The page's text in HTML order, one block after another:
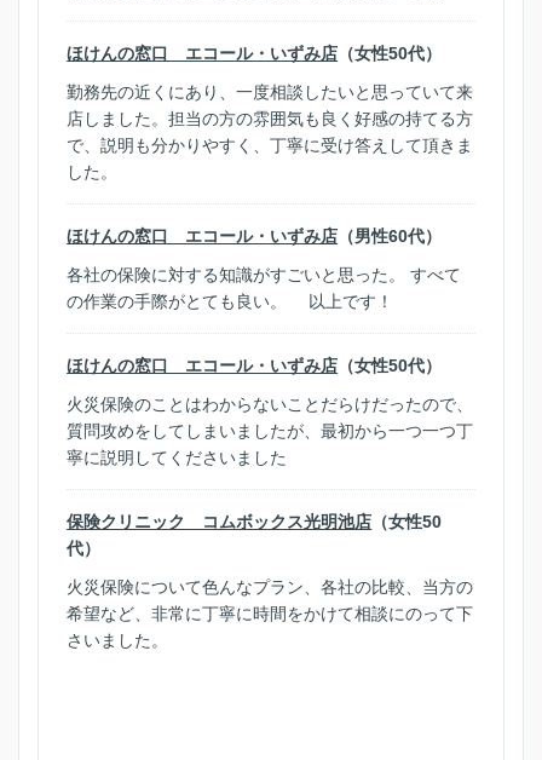
ほけんの窓口 エコール・いずみ店 （女性50代）
勤務先の近くにあり、一度相談したいと思っていて来
店しました。担当の方の雰囲気も良く好感の持てる方
で、説明も分かりやすく、丁寧に受け答えして頂きま
した。
ほけんの窓口 エコール・いずみ店 （男性60代）
各社の保険に対する知識がすごいと思った。 すべて
の作業の手際がとても良い。 以上です！
ほけんの窓口 エコール・いずみ店 （女性50代）
火災保険のことはわからないことだらけだったので、
質問攻めをしてしまいましたが、最初から一つ一つ丁
寧に説明してくださいました
保険クリニック コムボックス光明池店 （女性50
代）
火災保険について色んなプラン、各社の比較、当方の
希望など、非常に丁寧に時間をかけて相談にのって下
さいました。